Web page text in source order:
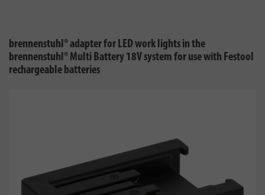
brennenstuhl® adapter for LED work lights in the
brennenstuhl® Multi Battery 18V system for use with Festool
rechargeable batteries